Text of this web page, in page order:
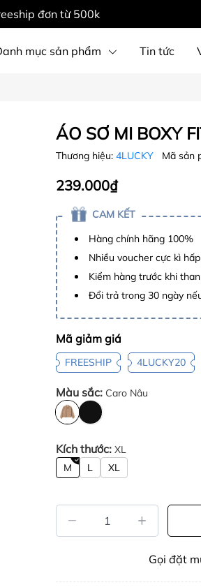
đơn từ 500k
mục sản phẩm Tin tức
ÁO SƠ MI BOXY
Thương hiệu: 4LUCKY Mã sản
239.000₫
CAM KẾT
Hàng chính hãng 100%
Nhiều voucher cực kì
Kiểm hàng trước khi
Đổi trả trong 30 ngày
Mã giảm giá
FREESHIP 4LUCKY20
Màu sắc: Caro Nâu
Kích thước: XL
M
L XL
Gọi đặt